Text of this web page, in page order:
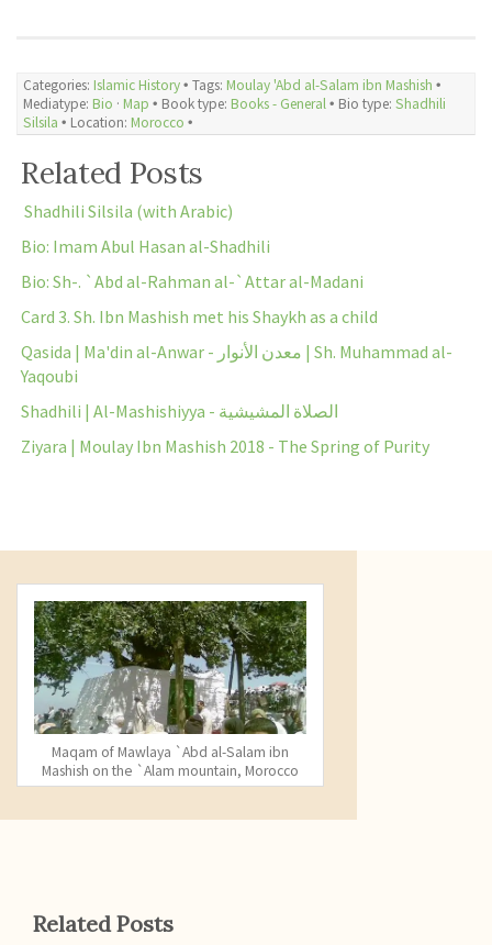
Categories: Islamic History🞄 Tags: Moulay 'Abd al-Salam ibn Mashish 🞄
Mediatype: Bio · Map 🞄 Book type: Books - General🞄 Bio type: Shadhili
Silsila 🞄 Location: Morocco 🞄
Related Posts
Shadhili Silsila (with Arabic)
Bio: Imam Abul Hasan al-Shadhili
Bio: Sh-. `Abd al-Rahman al-`Attar al-Madani
Card 3. Sh. Ibn Mashish met his Shaykh as a child
Qasida | Ma'din al-Anwar - معدن الأنوار | Sh. Muhammad al-
Yaqoubi
Shadhili | Al-Mashishiyya - الصلاة المشيشية
Ziyara | Moulay Ibn Mashish 2018 - The Spring of Purity
Maqam of Mawlaya `Abd al-Salam ibn
Mashish on the `Alam mountain, Morocco
Related Posts